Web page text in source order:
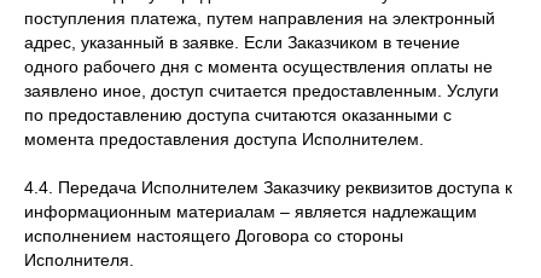
поступления платежа, путем направления на электронный
адрес, указанный в заявке. Если Заказчиком в течение
одного рабочего дня с момента осуществления оплаты не
заявлено иное, доступ считается предоставленным. Услуги
по предоставлению доступа считаются оказанными с
момента предоставления доступа Исполнителем.
4.4. Передача Исполнителем Заказчику реквизитов доступа к
информационным материалам – является надлежащим
исполнением настоящего Договора со стороны
Исполнителя.